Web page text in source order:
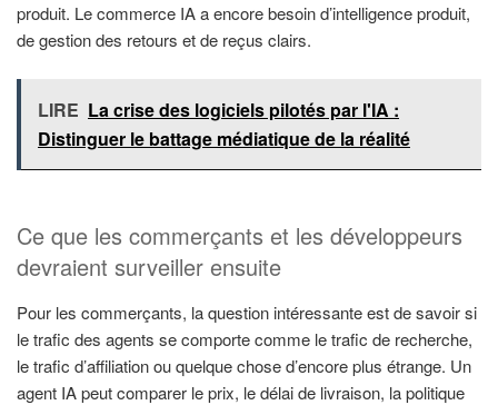
produit. Le commerce IA a encore besoin d’intelligence produit,
de gestion des retours et de reçus clairs.
LIRE La crise des logiciels pilotés par l'IA :
Distinguer le battage médiatique de la réalité
Ce que les commerçants et les développeurs
devraient surveiller ensuite
Pour les commerçants, la question intéressante est de savoir si
le trafic des agents se comporte comme le trafic de recherche,
le trafic d’affiliation ou quelque chose d’encore plus étrange. Un
agent IA peut comparer le prix, le délai de livraison, la politique